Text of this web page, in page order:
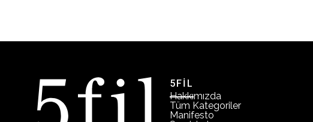
5FİL
Hakkımızda
Tüm Kategoriler
Manifesto